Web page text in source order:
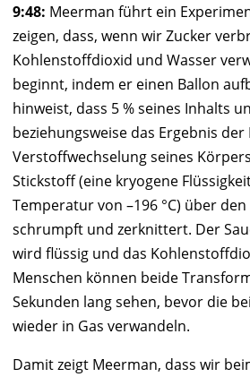
9:48: Meerman führt ein
zeigen, dass, wenn wir Zucker
Kohlenstoffdioxid und Wasser
beginnt, indem er einen Ballon
hinweist, dass 5 % seines Inhalts
beziehungsweise das Ergebnis
Verstoffwechselung seines
Stickstoff (eine kryogene
Temperatur von –196 °C) über
schrumpft und zerknittert. Der
wird flüssig und das
Menschen können beide
Sekunden lang sehen, bevor die
wieder in Gas verwandeln.
Damit zeigt Meerman, dass wir